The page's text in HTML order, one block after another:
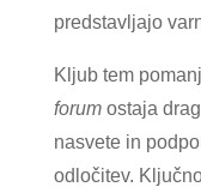
predstavljajo
Kljub tem
forumostaja
nasvete in
odločitev.